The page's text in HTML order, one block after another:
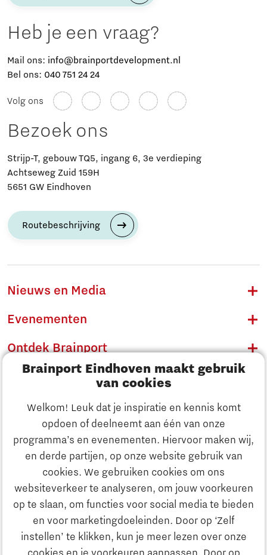
Brainport Eindhoven maakt gebruik
van cookies
Welkom! Leuk dat je inspiratie en kennis komt
opdoen of deelneemt aan één van onze
programma’s en evenementen. Hiervoor maken wij,
en derde partijen, op onze website gebruik van
cookies. We gebruiken cookies om ons
websiteverkeer te analyseren, om jouw voorkeuren
op te slaan, om functies voor social media te bieden
en voor marketingdoeleinden. Door op ‘Zelf
instellen’ te klikken, kun je meer lezen over onze
Ontdek Brainport
Innovatie
Ondernemen
Heb je een vraag?
Mail ons: info@brainportdevelopment.nl
Bel ons: 040 751 24 24
Volg ons
Bezoek ons
Strijp-T, gebouw TQ5, ingang 6, 3e verdieping
Achtseweg Zuid 159H
5651 GW Eindhoven
Routebeschrijving
Nieuws en Media
Evenementen
Ontdek Brainport
Innovatie
Ondernemen
Onderwijs
Maatschappelijk
Strategie & Organisatie
Zoeken
Contact